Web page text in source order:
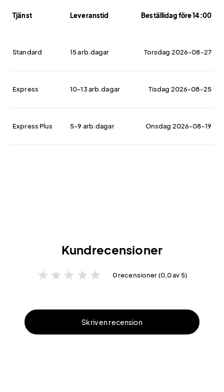
Tjänst Leveranstid Beställidag före 14:00
Standard 15 arb.dagar Torsdag 2026-08-27
Express 10-13 arb.dagar Tisdag 2026-08-25
Express Plus 5-9 arb.dagar Onsdag 2026-08-19
Kundrecensioner
star star star star star 0 recensioner (0,0 av 5)
Skriv en recension